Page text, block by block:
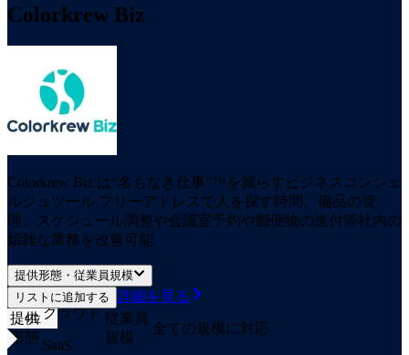
Colorkrew Biz
Colorkrew Biz は“名もなき仕事”™を減らすビジネスコンシェ
ルジュツール フリーアドレスで人を探す時間、備品の管
理、スケジュール調整や会議室予約や郵便物の送付等社内の
煩雑な業務を改善可能
提供形態・従業員規模
提供
形態
クラウド
SaaS
従業員
規模
全ての規模に対応
リストに追加する 詳細を見る
4位